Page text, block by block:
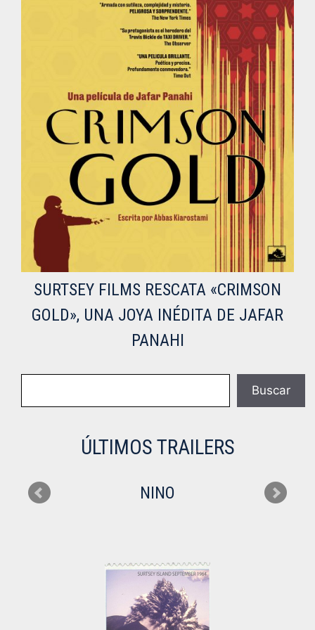
SURTSEY FILMS RESCATA «CRIMSON
GOLD», UNA JOYA INÉDITA DE JAFAR
PANAHI
Buscar
ÚLTIMOS TRAILERS
NINO